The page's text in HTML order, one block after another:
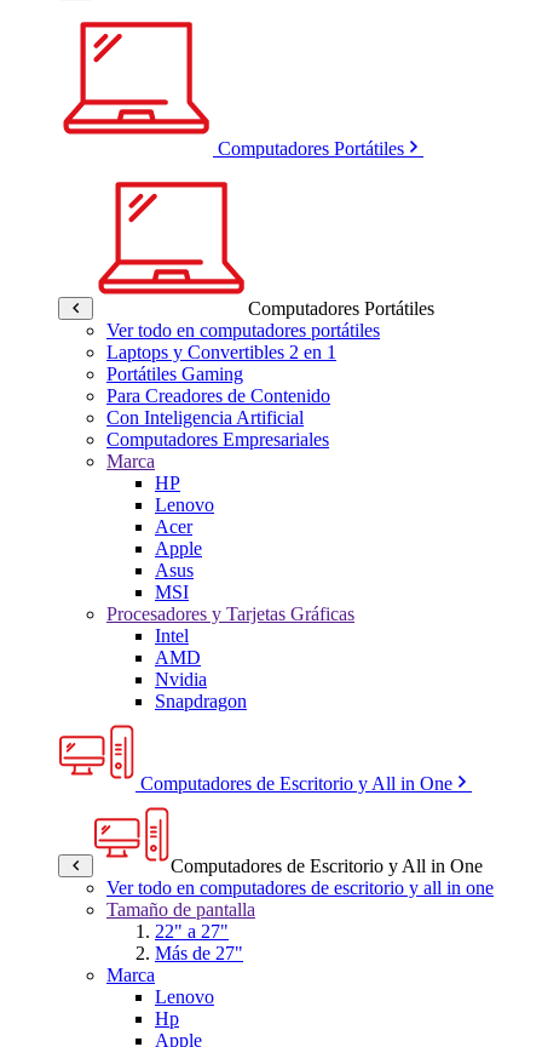
Computadores Portátiles
Computadores Portátiles
Ver todo en computadores portátiles
Laptops y Convertibles 2 en 1
Portátiles Gaming
Para Creadores de Contenido
Con Inteligencia Artificial
Computadores Empresariales
Marca
HP
Lenovo
Acer
Apple
Asus
MSI
Procesadores y Tarjetas Gráficas
Intel
AMD
Nvidia
Snapdragon
Computadores de Escritorio y All in One
Computadores de Escritorio y All in One
Ver todo en computadores de escritorio y all in one
Tamaño de pantalla
22" a 27"
Más de 27"
Marca
Lenovo
Hp
Apple